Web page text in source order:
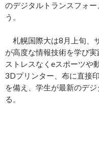
のデジタルトランスフォ
う。
札幌国際大は8月上旬、
が高度な情報技術を学び実
ストレスなくeスポーツや
3Dプリンター、布に直接
を備え、学生が最新のデ
る。